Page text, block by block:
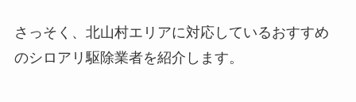
さっそく、北山村エリアに対応しているおすすめ
のシロアリ駆除業者を紹介します。